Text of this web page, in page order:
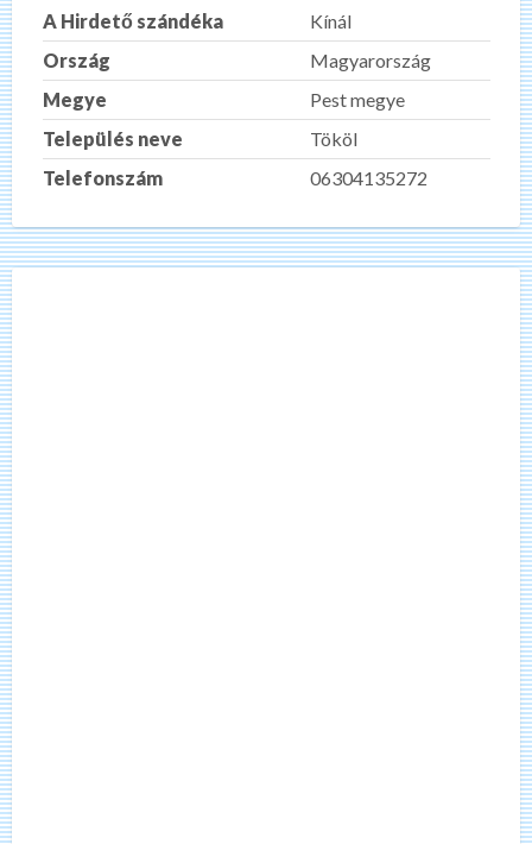
A Hirdető szándéka
Kínál
Ország
Magyarország
Megye
Pest megye
Település neve
Tököl
Telefonszám
06304135272